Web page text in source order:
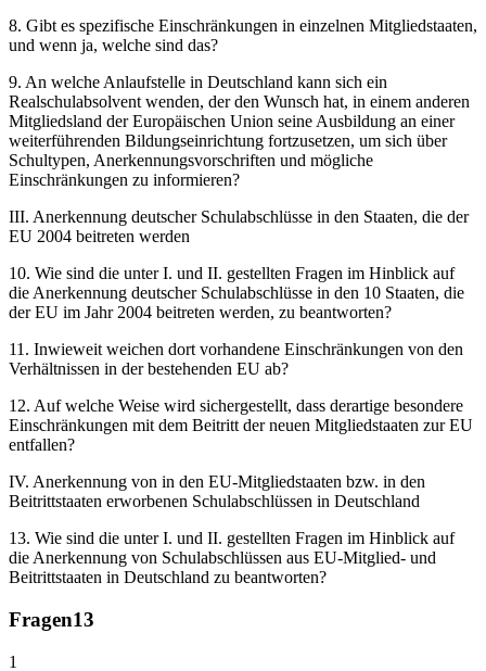
8. Gibt es spezifische Einschränkungen in einzelnen Mitgliedstaaten,
und wenn ja, welche sind das?
9. An welche Anlaufstelle in Deutschland kann sich ein
Realschulabsolvent wenden, der den Wunsch hat, in einem anderen
Mitgliedsland der Europäischen Union seine Ausbildung an einer
weiterführenden Bildungseinrichtung fortzusetzen, um sich über
Schultypen, Anerkennungsvorschriften und mögliche
Einschränkungen zu informieren?
III. Anerkennung deutscher Schulabschlüsse in den Staaten, die der
EU 2004 beitreten werden
10. Wie sind die unter I. und II. gestellten Fragen im Hinblick auf
die Anerkennung deutscher Schulabschlüsse in den 10 Staaten, die
der EU im Jahr 2004 beitreten werden, zu beantworten?
11. Inwieweit weichen dort vorhandene Einschränkungen von den
Verhältnissen in der bestehenden EU ab?
12. Auf welche Weise wird sichergestellt, dass derartige besondere
Einschränkungen mit dem Beitritt der neuen Mitgliedstaaten zur EU
entfallen?
IV. Anerkennung von in den EU-Mitgliedstaaten bzw. in den
Beitrittstaaten erworbenen Schulabschlüssen in Deutschland
13. Wie sind die unter I. und II. gestellten Fragen im Hinblick auf
die Anerkennung von Schulabschlüssen aus EU-Mitglied- und
Beitrittstaaten in Deutschland zu beantworten?
Fragen13
1